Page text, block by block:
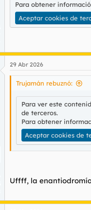
Para obtener
Aceptar cookies de
29 Abr 2026
Trujamán rebuznó:
Para ver este
de terceros.
Para obtener
Aceptar cookies de
Uffff, la